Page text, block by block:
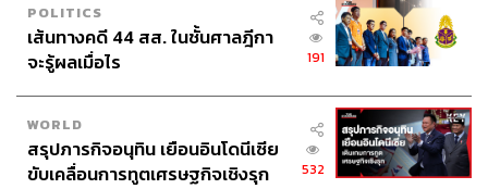
POLITICS
เส้นทางคดี 44 สส. ในชั้นศาลฎีกา
จะรู้ผลเมื่อไร
191
WORLD
สรุปภารกิจอนุทิน เยือนอินโดนีเซีย
ขับเคลื่อนการทูตเศรษฐกิจเชิงรุก
532